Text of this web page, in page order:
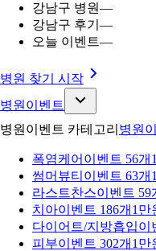
강남구 병원—
강남구 후기 —
오늘 이벤트—
병원 찾기 시작
병원이벤트
병원이벤트 카테고리 병원
폭염케어 이벤트 56개
썸머뷰티 이벤트 63개
라스트찬스이벤트 59
치아이벤트 186개 1만
다이어트/지방흡입이
피부이벤트 302개 1만